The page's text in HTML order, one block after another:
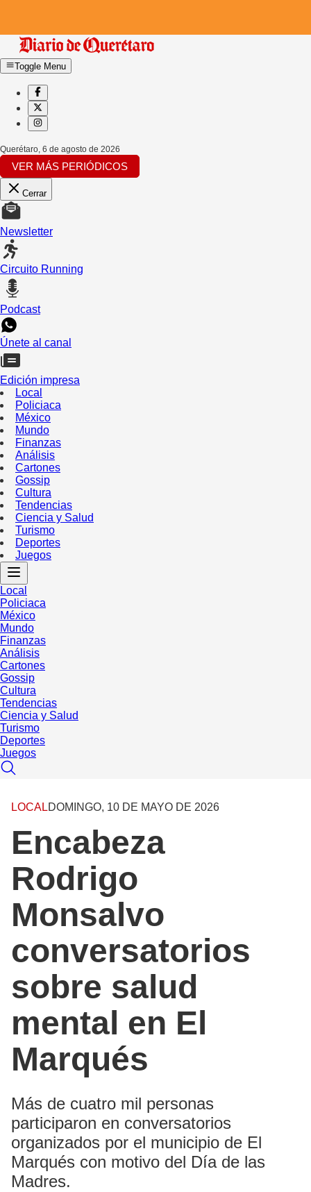
Toggle Menu
Querétaro, 6 de agosto de 2026
VER MÁS PERIÓDICOS
Cerrar
Newsletter
Circuito Running
Podcast
Únete al canal
Edición impresa
Local
Policiaca
México
Mundo
Finanzas
Análisis
Cartones
Gossip
Cultura
Tendencias
Ciencia y Salud
Turismo
Deportes
Juegos
Local
Policiaca
México
Mundo
Finanzas
Análisis
Cartones
Gossip
Cultura
Tendencias
Ciencia y Salud
Turismo
Deportes
Juegos
LOCALDOMINGO, 10 DE MAYO DE 2026
Encabeza
Rodrigo
Monsalvo
conversatorios
sobre salud
mental en El
Marqués
Más de cuatro mil personas
participaron en conversatorios
organizados por el municipio de El
Marqués con motivo del Día de las
Madres.